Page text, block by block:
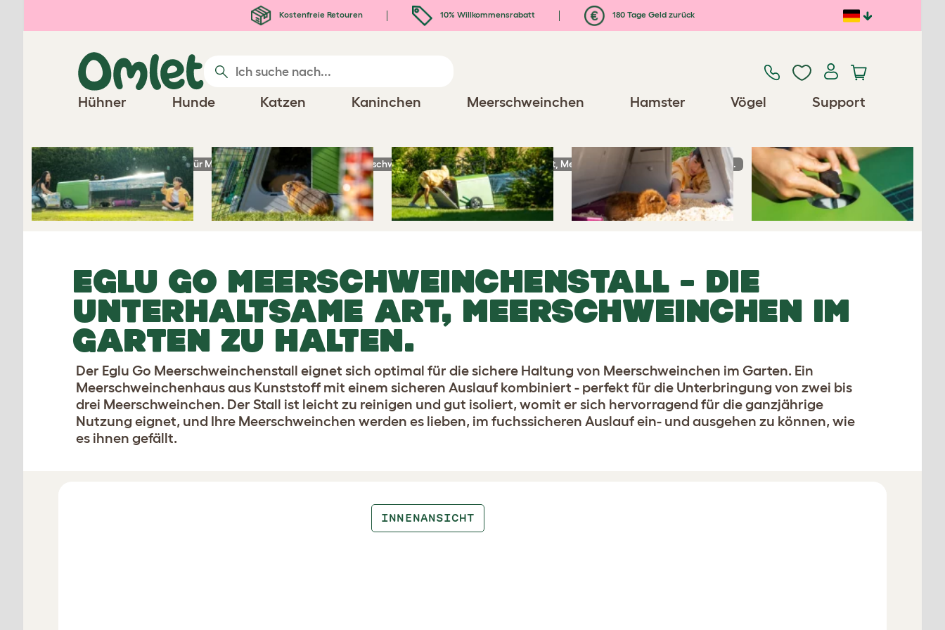
Kostenfreie Retouren 10% Willkommensrabatt 180 Tage Geld zurück
Hühner Hunde Katzen Kaninchen Meerschweinchen Hamster Vögel Support
Startseite Produkte für Meerschweinchen Eglu Go Meerschweinchenstall - Die unterhaltsame Art, Meerschweinchen im Garten zu halten. Ersatzteile/Zubehör
Previous Next
EGLU GO MEERSCHWEINCHENSTALL - DIE
UNTERHALTSAME ART, MEERSCHWEINCHEN IM
GARTEN ZU HALTEN.
Der Eglu Go Meerschweinchenstall eignet sich optimal für die sichere Haltung von Meerschweinchen im Garten. Ein
Meerschweinchenhaus aus Kunststoff mit einem sicheren Auslauf kombiniert - perfekt für die Unterbringung von zwei bis
drei Meerschweinchen. Der Stall ist leicht zu reinigen und gut isoliert, womit er sich hervorragend für die ganzjährige
Nutzung eignet, und Ihre Meerschweinchen werden es lieben, im fuchssicheren Auslauf ein- und ausgehen zu können, wie
es ihnen gefällt.
INNENANSICHT